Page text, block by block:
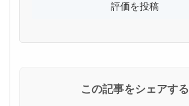
この記事をシェアする